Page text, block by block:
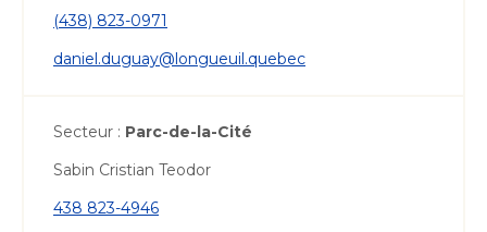
(438) 823-0971
daniel.duguay@longueuil.quebec
Secteur : Parc-de-la-Cité
Sabin Cristian Teodor
438 823-4946